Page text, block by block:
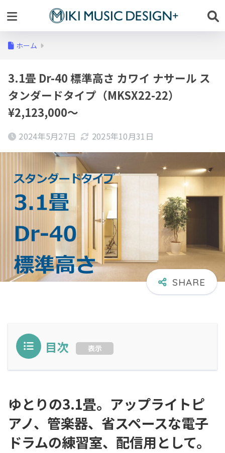
ホーム
3.1畳 Dr-40 標準高さ カワイ ナサール ス
タンダードタイプ（MKSX22-22）
¥2,123,000～
2024年5月27日 2025年10月31日
目次 表示
ゆとりの3.1畳。アップライトピ
アノ、管楽器、省スペースな電子
ドラムの練習室、配信用として。